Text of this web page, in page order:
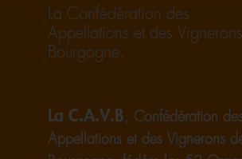
La Confédération des
Appellations et des
Bourgogne.
La C.A.V.B, Confédération
Appellations et des Vignerons